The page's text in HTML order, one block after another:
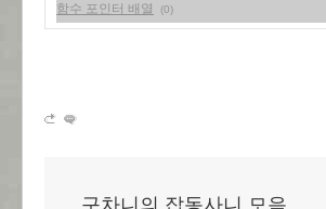
함수 포인터 배열 (0)
구차니의 잡동사니 모음